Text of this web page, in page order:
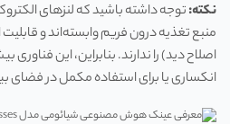
نکته:توجه داشته باشید که لنزهای
منبع تغذیه درون فریم وابسته‌اند و
اصلاح دید) را ندارند. بنابراین، این فناوری
انکساری یا برای استفاده مکمل در